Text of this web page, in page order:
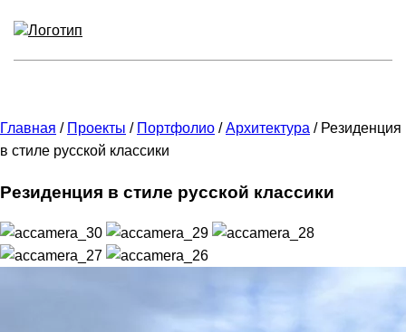
Главная / Проекты / Портфолио /Архитектура / Резиденция
в стиле русской классики
Резиденция в стиле русской классики